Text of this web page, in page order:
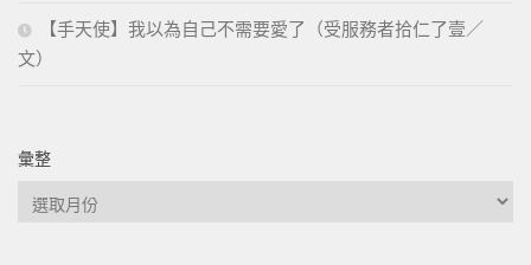
【手天使】我以為自己不需要愛了（受服務者拾仁了壹／
文）
彙整
彙